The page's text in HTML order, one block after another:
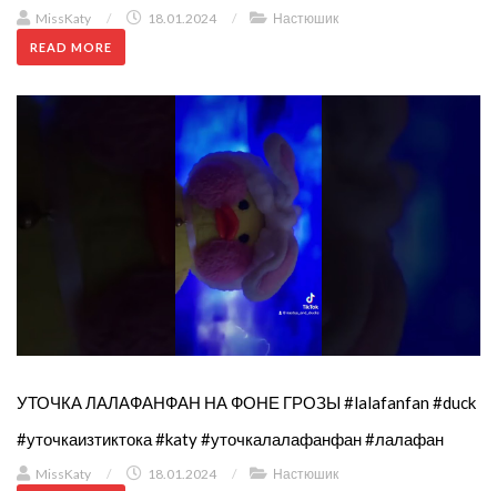
MissKaty / 18.01.2024 / Настюшик
READ MORE
УТОЧКА ЛАЛАФАНФАН НА ФОНЕ ГРОЗЫ #lalafanfan #duck
#уточкаизтиктока #katy #уточкалалафанфан #лалафан
MissKaty / 18.01.2024 / Настюшик